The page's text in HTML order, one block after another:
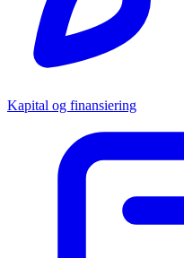
Kapital og finansiering